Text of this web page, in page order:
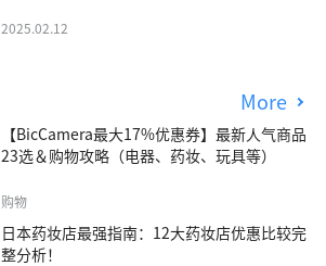
2025.02.12
More
【BicCamera最大17%优惠券】最新人气商品
23选＆购物攻略（电器、药妆、玩具等）
购物
日本药妆店最强指南：12大药妆店优惠比较完
整分析！